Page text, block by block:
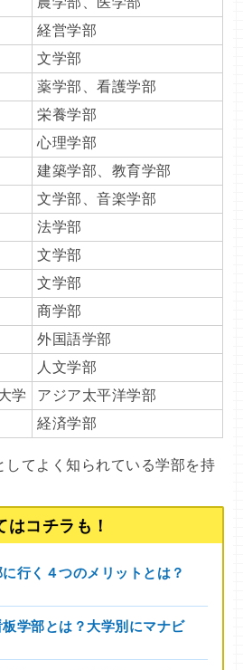
経営学部
文学部
薬学部、看護学部
栄養学部
心理学部
建築学部、教育学部
文学部、音楽学部
法学部
文学部
文学部
商学部
外国語学部
人文学部
学
アジア太平洋学部
経済学部
してよく知られている学部を持
コチラも！
行く４つのメリットとは？
板学部とは？大学別にマナビ